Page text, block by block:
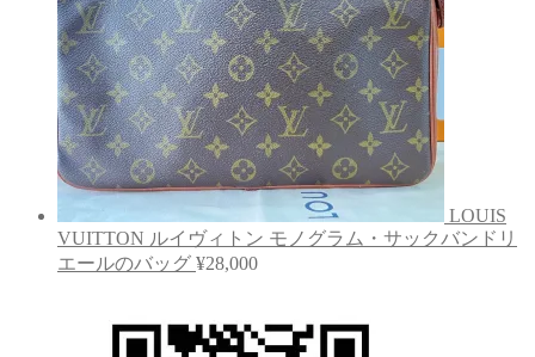
LOUIS
VUITTON ルイヴィトン モノグラム・サックバンドリ
エールのバッグ ¥28,000